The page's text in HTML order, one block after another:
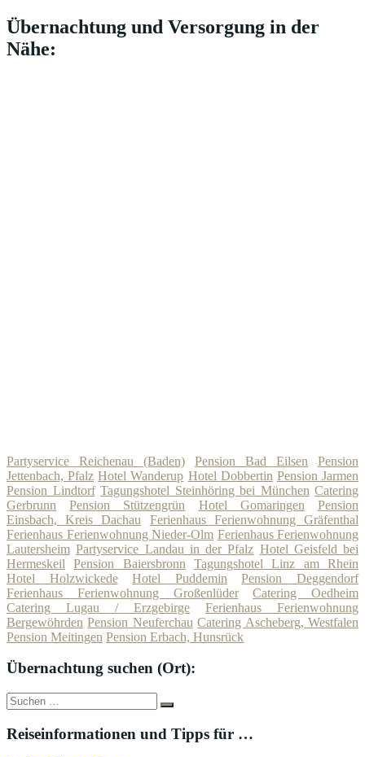
Übernachtung und Versorgung in der
Nähe:
Partyservice Reichenau (Baden) Pension Bad Eilsen
Pension
Jettenbach, Pfalz Hotel Wanderup Hotel Dobbertin Pension Jarmen
Pension Lindtorf Tagungshotel Steinhöring bei München Catering
Gerbrunn
Pension Stützengrün Hotel Gomaringen
Pension
Einsbach, Kreis Dachau
Ferienhaus Ferienwohnung Gräfenthal
Ferienhaus Ferienwohnung Nieder-Olm Ferienhaus Ferienwohnung
Lautersheim Partyservice Landau in der Pfalz Hotel Geisfeld bei
Hermeskeil
Pension Baiersbronn
Tagungshotel Linz am Rhein
Hotel Holzwickede
Hotel Puddemin
Pension Deggendorf
Ferienhaus Ferienwohnung Großenlüder
Catering Oedheim
Catering Lugau / Erzgebirge
Ferienhaus Ferienwohnung
Bergewöhrden Pension Neuferchau Catering Ascheberg, Westfalen
Pension Meitingen Pension Erbach, Hunsrück
Übernachtung suchen (Ort):
Suche
nach:
Suchen
Reiseinformationen und Tipps für …